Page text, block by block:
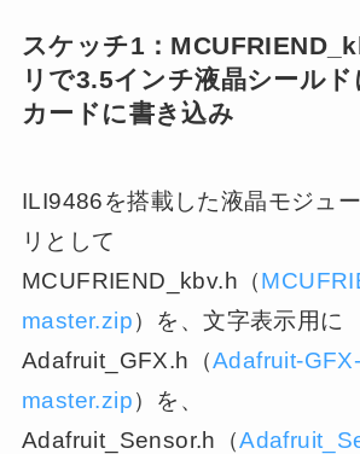
スケッチ1：
リで3.5インチ液晶シール
カードに書き込み
ILI9486を搭載した液晶モジュ
リとして
MCUFRIEND_kbv.h（
master.zip）を、文字表示用に
Adafruit_GFX.h（Adafruit-
master.zip）を、
Adafruit_Sensor.h（